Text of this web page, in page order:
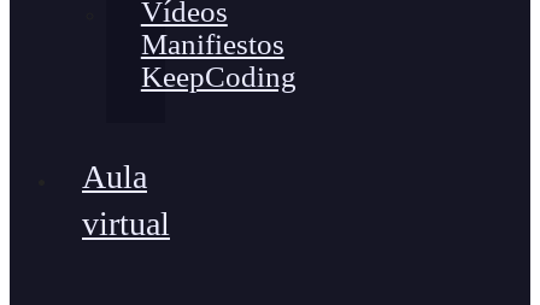
Vídeos
Manifiestos
KeepCoding
Aula
virtual